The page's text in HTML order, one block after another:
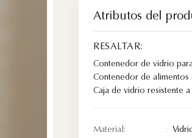
Atributos del
RESALTAR:
Contenedor de vidrio
Contenedor de
Caja de vidrio resistente a
Material: